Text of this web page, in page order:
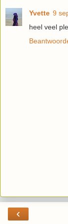
Yvette 9
heel veel
‹